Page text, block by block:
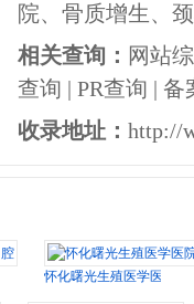
院、骨质增生、
相关查询： 网站
查询 | PR查询 | 备
收录地址： http://
怀化曙光生殖医学医院